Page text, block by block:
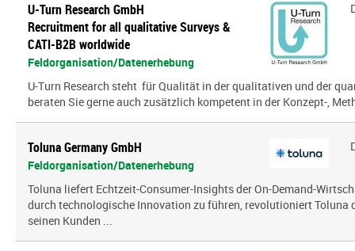
U-Turn Research GmbH
Recruitment for all qualitative Surveys &
CATI-B2B worldwide
Feldorganisation/Datenerhebung
U-Turn Research steht für Qualität in der qualitativen und der
beraten Sie gerne auch zusätzlich kompetent in der Konzept-,
Toluna Germany GmbH
Feldorganisation/Datenerhebung
Toluna liefert Echtzeit-Consumer-Insights der On-Demand-
durch technologische Innovation zu führen, revolutioniert
seinen Kunden ...